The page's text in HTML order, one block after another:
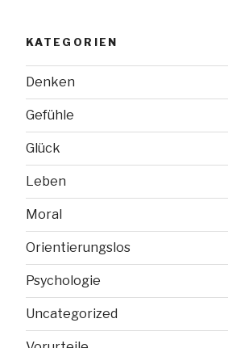
KATEGORIEN
Denken
Gefühle
Glück
Leben
Moral
Orientierungslos
Psychologie
Uncategorized